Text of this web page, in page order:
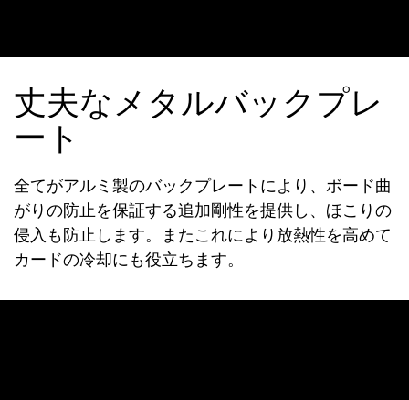
丈夫なメタルバックプレ
ート
全てがアルミ製のバックプレートにより、ボード曲
がりの防止を保証する追加剛性を提供し、ほこりの
侵入も防止します。またこれにより放熱性を高めて
カードの冷却にも役立ちます。